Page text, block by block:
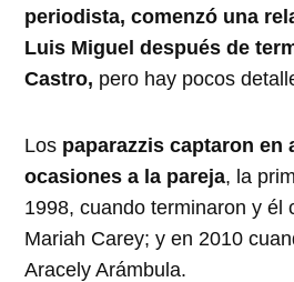
periodista, comenzó una
Luis Miguel después de
Castro, pero hay pocos
Los paparazzis captaron en
ocasiones a la pareja, la
1998, cuando terminaron y él
Mariah Carey; y en 2010
Aracely Arámbula.